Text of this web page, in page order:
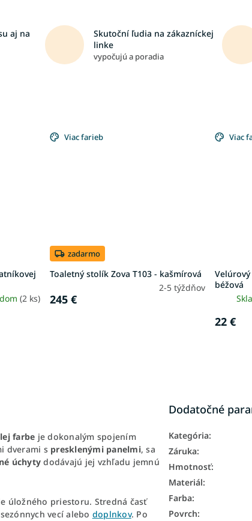
aj na
Skutoční ľudia na zákazníckej
linke
vypočujú a poradia
(2 ks)
Viac farieb
zadarmo
Toaletný stolík Zova T103 - kašmírová
2-5 týždňov
245 €
Viac
Velúrový
béžová
22 €
farbe je dokonalým spojením
dverami s presklenými panelmi, sa
úchyty dodávajú jej vzhľadu jemnú
úložného priestoru. Stredná časť
vecí alebo doplnkov. Po
Dodatočné
Kategória:
Záruka:
Hmotnosť:
Materiál:
Farba:
Povrch: